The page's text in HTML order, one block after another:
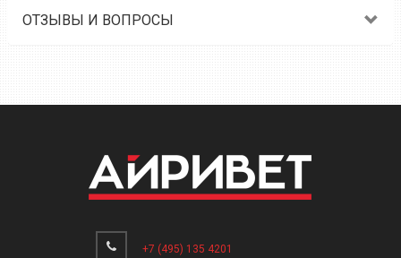
ОТЗЫВЫ И ВОПРОСЫ
+7 (495) 135 4201